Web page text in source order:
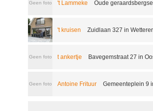
Geen foto 't Lammeke Oude
't kruisen Zuidlaan 327 in
Geen foto t ankertje Bavegemstraat 27 in
Geen foto Antoine Frituur Gemeenteplein 9